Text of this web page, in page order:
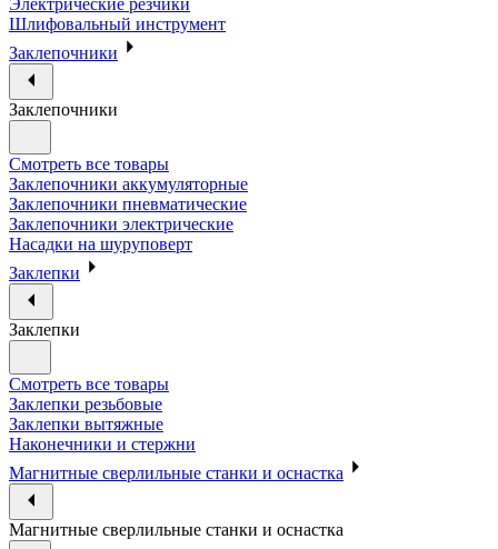
Электрические резчики
Шлифовальный инструмент
Заклепочники
Заклепочники
Смотреть все товары
Заклепочники аккумуляторные
Заклепочники пневматические
Заклепочники электрические
Насадки на шуруповерт
Заклепки
Заклепки
Смотреть все товары
Заклепки резьбовые
Заклепки вытяжные
Наконечники и стержни
Магнитные сверлильные станки и оснастка
Магнитные сверлильные станки и оснастка